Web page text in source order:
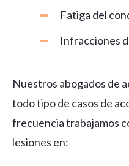
Fatiga del
Infracciones
Nuestros abogados de
todo tipo de casos de
frecuencia trabajamos
lesiones en: